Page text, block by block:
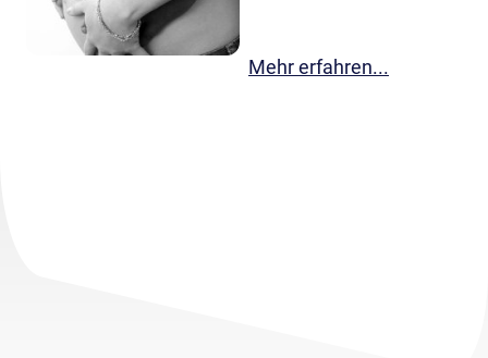
Mehr erfahren...